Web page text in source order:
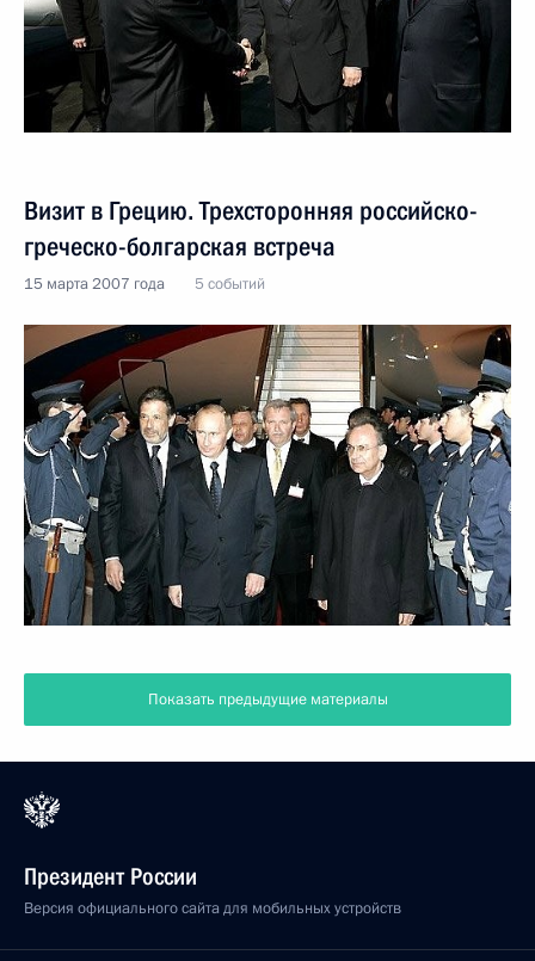
Визит в Грецию. Трехсторонняя российско-
греческо-болгарская встреча
15 марта 2007 года 5 событий
Показать предыдущие материалы
Президент России
Версия официального сайта для мобильных устройств